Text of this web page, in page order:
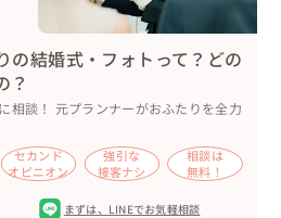
協力型の「wedding tree」をご用
おふたりともにこちらを選
ピンク：愛情）
前で集合写真を。
かる、アットホームな雰囲気の
の結婚式・フォトって？どの
？
相談！ 元プランナーがおふたりを全力
セカンド
オピニオン
強引な
接客ナシ
相談は
無料！
まずは、 LINEでお気軽相談